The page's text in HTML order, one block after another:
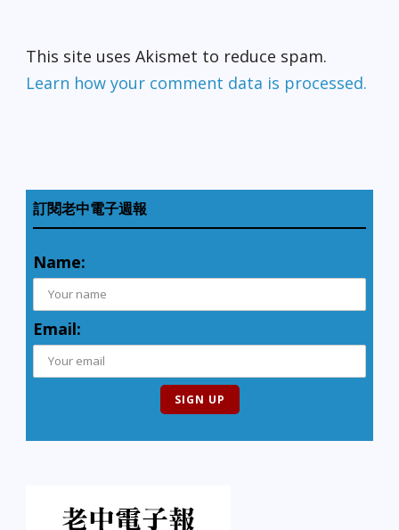
This site uses Akismet to reduce spam.
Learn how your comment data is processed.
訂閱老中電子週報
Name:
Email: